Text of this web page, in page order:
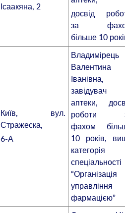
Ісаакяна, 2
досвід
за
більше 10
Київ, вул.
Стражеска,
6-А
Владимірець
Валентина
Іванівна,
завідувач
аптеки,
роботи
фахом
10 років,
категорія
спеціальності
управління
фармацією”